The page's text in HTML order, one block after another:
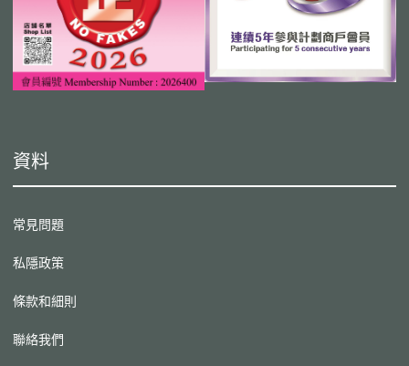
資料
常見問題
私隱政策
條款和細則
聯絡我們